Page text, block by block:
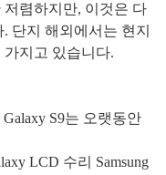
저렴하지만, 이것은 다
. 단지 해외에서는 현지
가지고 있습니다.
Galaxy S9는 오랫동안
LCD 수리 Samsung